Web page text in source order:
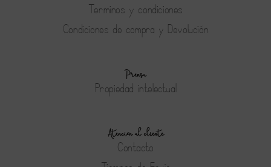
Terminos y condiciones
Condiciones de compra y Devolución
Prensa
Propiedad intelectual
Atención al cliente
Contacto